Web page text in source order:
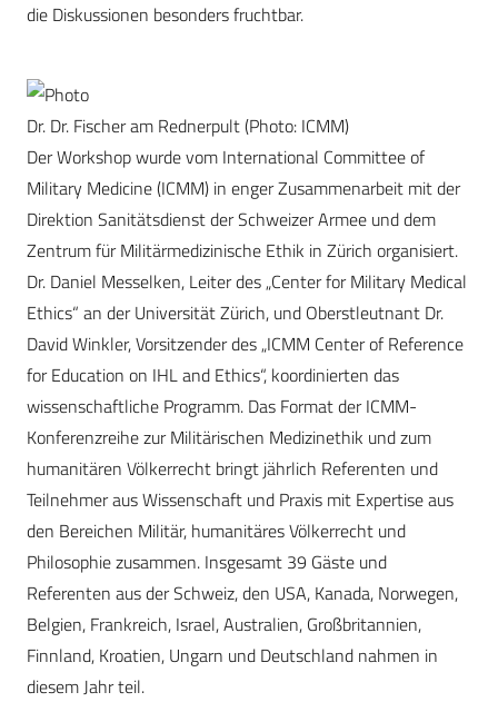
die Diskussionen besonders fruchtbar.
Dr. Dr. Fischer am Rednerpult (Photo: ICMM)
Der Workshop wurde vom International Committee of
Military Medicine (ICMM) in enger Zusammenarbeit mit der
Direktion Sanitätsdienst der Schweizer Armee und dem
Zentrum für Militärmedizinische Ethik in Zürich organisiert.
Dr. Daniel Messelken, Leiter des „Center for Military Medical
Ethics“ an der Universität Zürich, und Oberstleutnant Dr.
David Winkler, Vorsitzender des „ICMM Center of Reference
for Education on IHL and Ethics“, koordinierten das
wissenschaftliche Programm. Das Format der ICMM-
Konferenzreihe zur Militärischen Medizinethik und zum
humanitären Völkerrecht bringt jährlich Referenten und
Teilnehmer aus Wissenschaft und Praxis mit Expertise aus
den Bereichen Militär, humanitäres Völkerrecht und
Philosophie zusammen. Insgesamt 39 Gäste und
Referenten aus der Schweiz, den USA, Kanada, Norwegen,
Belgien, Frankreich, Israel, Australien, Großbritannien,
Finnland, Kroatien, Ungarn und Deutschland nahmen in
diesem Jahr teil.